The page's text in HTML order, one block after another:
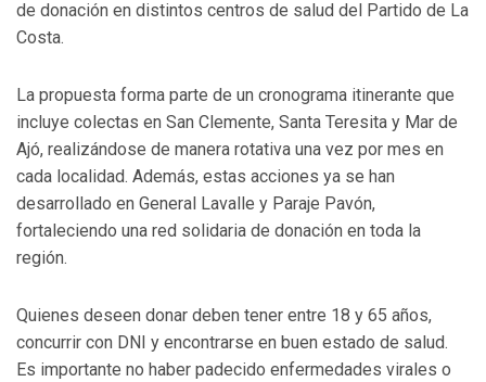
de donación en distintos centros de salud del Partido de La
Costa.
La propuesta forma parte de un cronograma itinerante que
incluye colectas en San Clemente, Santa Teresita y Mar de
Ajó, realizándose de manera rotativa una vez por mes en
cada localidad. Además, estas acciones ya se han
desarrollado en General Lavalle y Paraje Pavón,
fortaleciendo una red solidaria de donación en toda la
región.
Quienes deseen donar deben tener entre 18 y 65 años,
concurrir con DNI y encontrarse en buen estado de salud.
Es importante no haber padecido enfermedades virales o